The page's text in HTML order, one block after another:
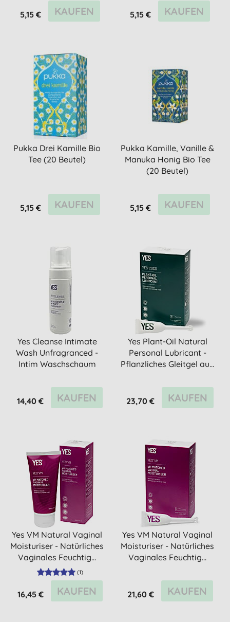
5,15 € KAUFEN 5,15 € KAUFEN
Pukka Drei Kamille Bio
Tee (20 Beutel)
5,15 € KAUFEN
Pukka Kamille, Vanille &
Manuka Honig Bio Tee
(20 Beutel)
5,15 € KAUFEN
Yes Cleanse Intimate
Wash Unfragranced -
Intim Waschschaum
14,40 € KAUFEN
Yes Plant-Oil Natural
Personal Lubricant -
Pflanzliches Gleitgel au...
23,70 € KAUFEN
Yes VM Natural Vaginal
Moisturiser - Natürliches
Vaginales Feuchtig...
(1)
16,45 € KAUFEN
Yes VM Natural Vaginal
Moisturiser - Natürliches
Vaginales Feuchtig...
21,60 € KAUFEN